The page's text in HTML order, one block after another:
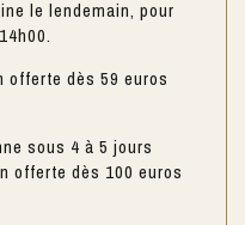
le lendemain, pour
offerte dès 59 euros
sous 4 à 5 jours
offerte dès 100 euros